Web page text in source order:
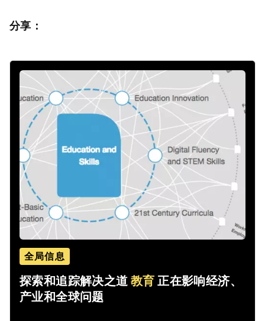
分享：
全局信息
探索和追踪解决之道教育 正在影响经济、
产业和全球问题